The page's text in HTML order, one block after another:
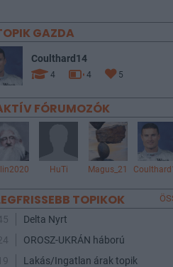
GAZDA
Coulthard14
4 4 5
FÓRUMOZÓK
HuTi Magus_21
TOPIKOK
Delta Nyrt
OROSZ-UKRÁN háború
Lakás/Ingatlan árak topik